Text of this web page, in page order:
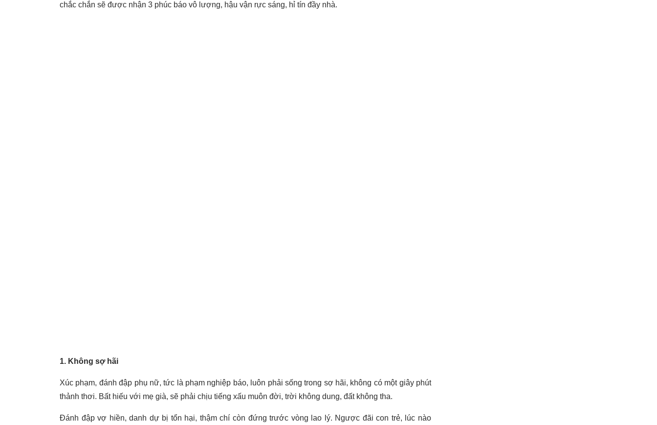
chắc chắn sẽ được nhận 3 phúc báo vô lượng, hậu vận rực sáng, hỉ tín đầy nhà.
1. Không sợ hãi
Xúc phạm, đánh đập phụ nữ, tức là phạm nghiệp báo, luôn phải sống trong sợ hãi, không có một giây phút
thảnh thơi. Bất hiếu với mẹ già, sẽ phải chịu tiếng xấu muôn đời, trời không dung, đất không tha.
Đánh đập vợ hiền, danh dự bị tổn hại, thậm chí còn đứng trước vòng lao lý. Ngược đãi con trẻ, lúc nào